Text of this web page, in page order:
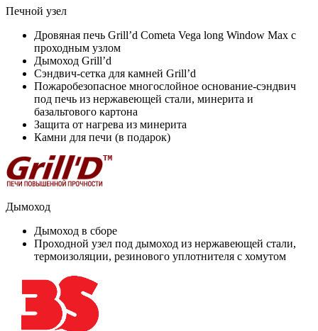
Печной узел
Дровяная печь Grill’d Cometa Vega long Window Max с
проходным узлом
Дымоход Grill’d
Сэндвич-сетка для камней Grill’d
Пожаробезопасное многослойное основание-сэндвич
под печь из нержавеющей стали, минерита и
базальтового картона
Защита от нагрева из минерита
Камни для печи (в подарок)
Дымоход
Дымоход в сборе
Проходной узел под дымоход из нержавеющей стали,
термоизоляции, резинового уплотнителя с хомутом